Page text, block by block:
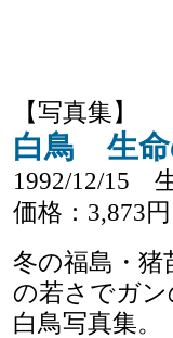
【写真集】
白鳥 生
1992/12/15
価格：3,873円
冬の福島・猪
の若さでガ
白鳥写真集